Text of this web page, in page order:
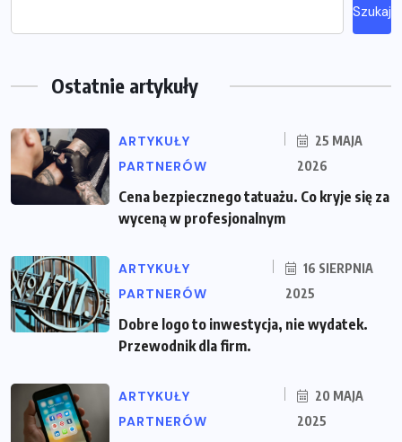
Szukaj
Ostatnie artykuły
ARTYKUŁY
PARTNERÓW
25 MAJA
2026
Cena bezpiecznego tatuażu. Co kryje się za
wyceną w profesjonalnym
ARTYKUŁY
PARTNERÓW
16 SIERPNIA
2025
Dobre logo to inwestycja, nie wydatek.
Przewodnik dla firm.
ARTYKUŁY
PARTNERÓW
20 MAJA
2025